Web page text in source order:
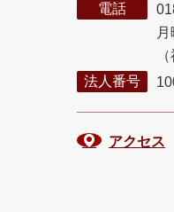
電話
法人番号
アクセス